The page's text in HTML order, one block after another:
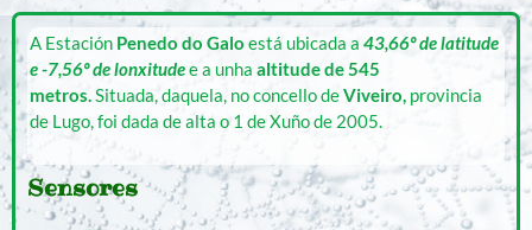
A Estación Penedo do Galo está ubicada a 43,66º de latitude
e -7,56º de lonxitudee a unha altitude de 545
metros. Situada, daquela, no concello deViveiro, provincia
de Lugo, foi dada de alta o 1 de Xuño de 2005.
Sensores